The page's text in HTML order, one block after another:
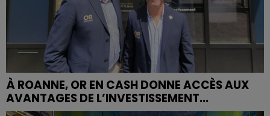
À ROANNE, OR EN CASH DONNE ACCÈS AUX
AVANTAGES DE L’INVESTISSEMENT...